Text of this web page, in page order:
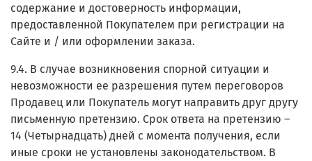
содержание и достоверность информации,
предоставленной Покупателем при регистрации на
Сайте и / или оформлении заказа.
9.4. В случае возникновения спорной ситуации и
невозможности ее разрешения путем переговоров
Продавец или Покупатель могут направить друг другу
письменную претензию. Срок ответа на претензию –
14 (Четырнадцать) дней с момента получения, если
иные сроки не установлены законодательством. В